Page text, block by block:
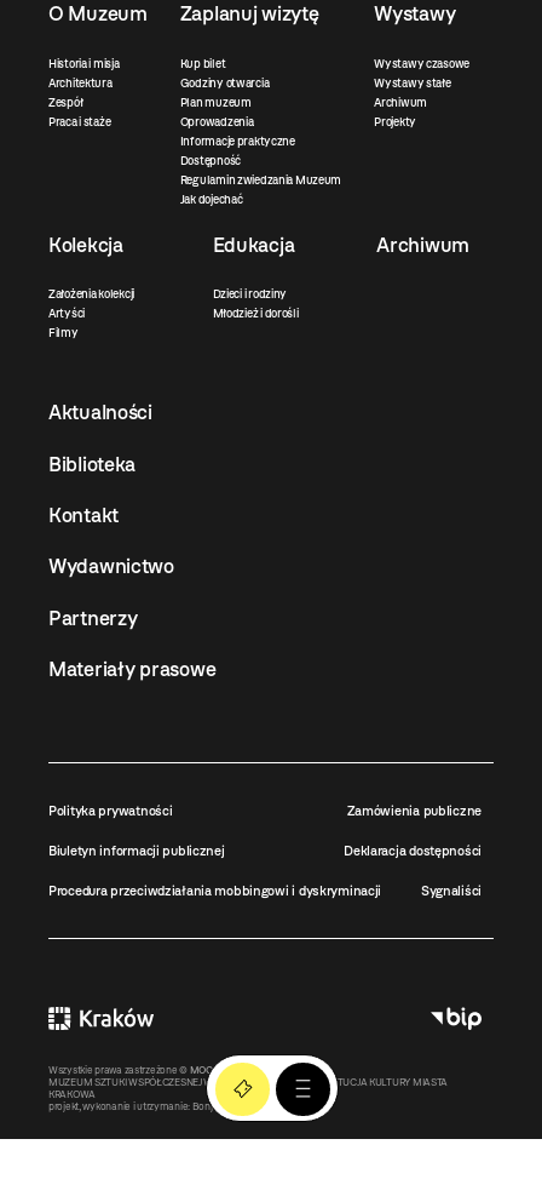
O Muzeum
Historia i misja
Architektura
Zespół
Praca i staże
Zaplanuj wizytę
Kup bilet
Godziny otwarcia
Plan muzeum
Oprowadzenia
Informacje praktyczne
Dostępność
Regulamin zwiedzania Muzeum
Jak dojechać
Wystawy
Wystawy czasowe
Wystawy stałe
Archiwum
Projekty
Kolekcja
Założenia kolekcji
Artyści
Filmy
Edukacja
Dzieci i rodziny
Młodzież i dorośli
Archiwum
Aktualności
Biblioteka
Kontakt
Wydawnictwo
Partnerzy
Materiały prasowe
Polityka prywatności Zamówienia publiczne
Biuletyn informacji publicznej Deklaracja dostępności
Procedura przeciwdziałania mobbingowi i dyskryminacji Sygnaliści
Wszystkie prawa zastrzeżone © MOCAK2011-2026
MUZEUM SZTUKI WSPÓŁCZESNEJ W KRAKOWIE MOCAK – INSTYTUCJA KULTURY MIASTA
KRAKOWA
projekt, wykonanie i utrzymanie: Bonjour.pl